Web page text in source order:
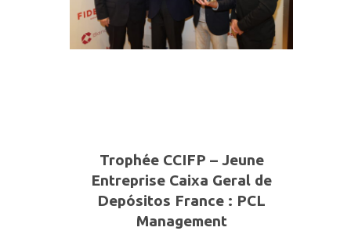
Trophée CCIFP – Jeune
Entreprise Caixa Geral de
Depósitos France : PCL
Management